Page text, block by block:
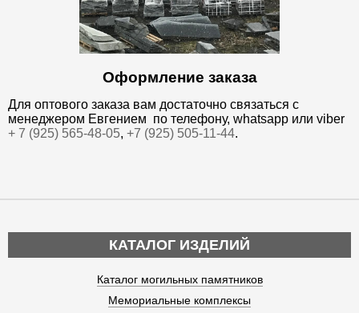
Оформление заказа
Для оптового заказа вам достаточно связаться с
менеджером Евгением по телефону, whatsapp или viber
+ 7 (925) 565-48-05, +7 (925) 505-11-44.
КАТАЛОГ ИЗДЕЛИЙ
Каталог могильных памятников
Мемориальные комплексы